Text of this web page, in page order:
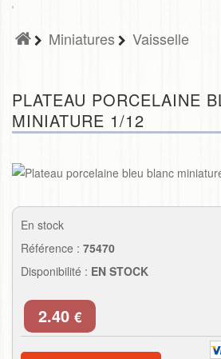
Miniatures Vaisselle
PLATEAU PORCELAINE
MINIATURE 1/12
En stock
Référence : 75470
Disponibilité : EN STOCK
2.40 €